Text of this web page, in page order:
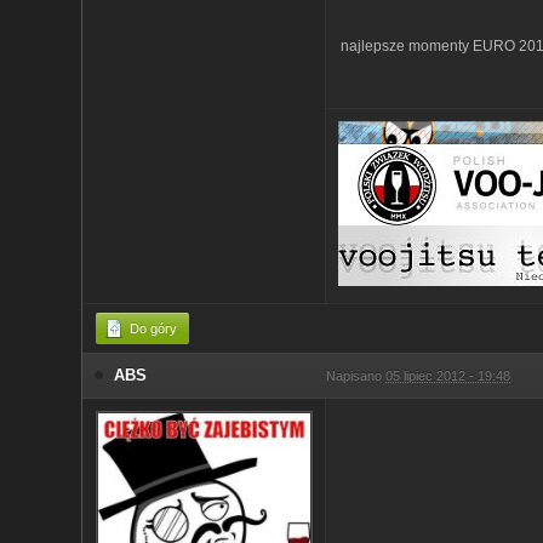
najlepsze momenty EURO
Do góry
ABS Napisano05 lipiec 2012 - 19:48